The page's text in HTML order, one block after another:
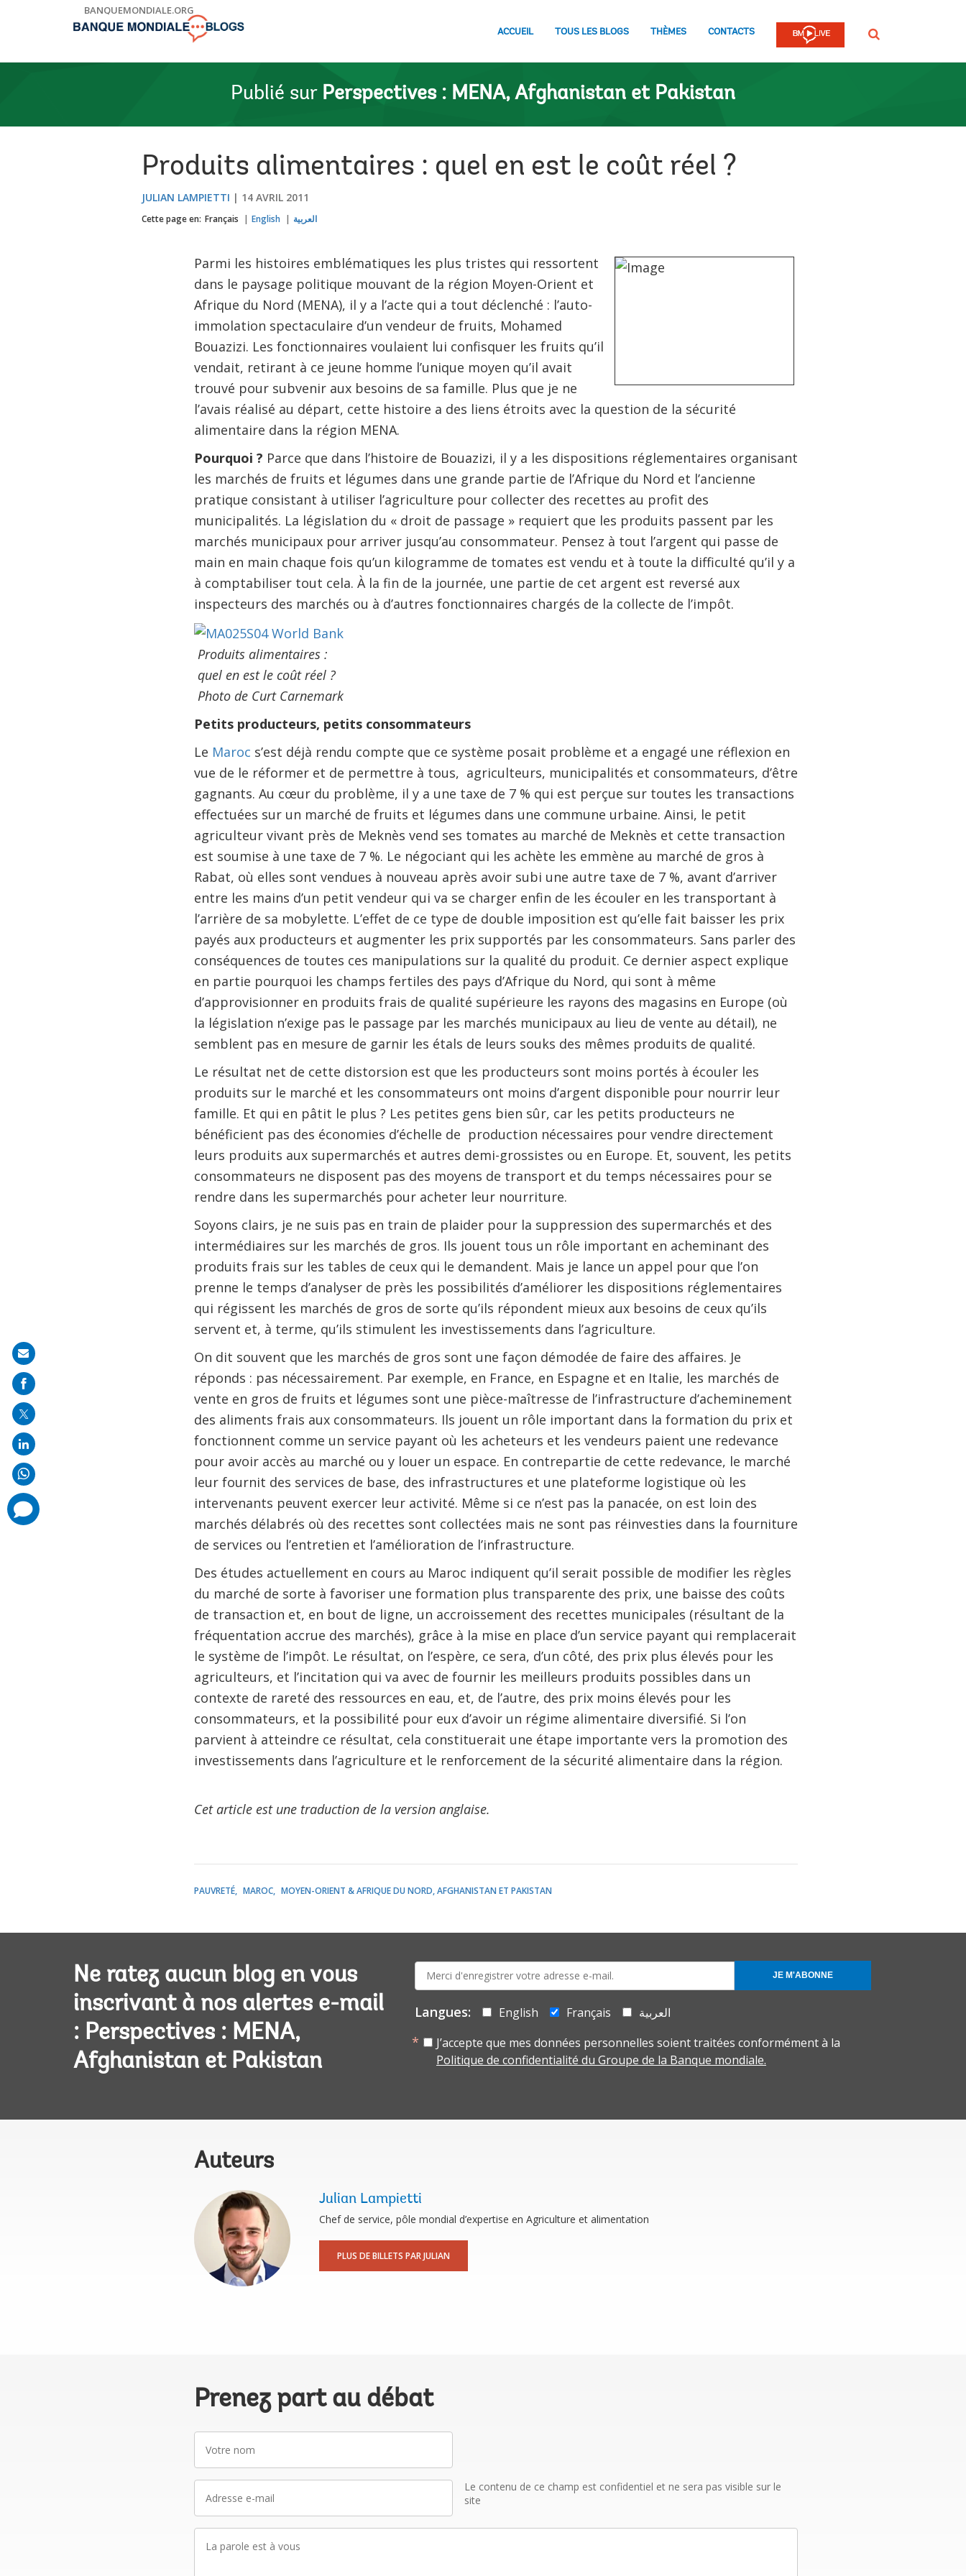
BANQUEMONDIALE.ORG
ACCUEIL TOUS LES BLOGS THÈMES CONTACTS Rechercher
Publié sur Perspectives : MENA, Afghanistan et Pakistan
Produits alimentaires : quel en est le coût réel ?
JULIAN LAMPIETTI 14 AVRIL 2011
Cette page en: Français English العربية
Parmi les histoires emblématiques les plus tristes qui ressortent
dans le paysage politique mouvant de la région Moyen-Orient et
Afrique du Nord (MENA), il y a l’acte qui a tout déclenché : l’auto-
immolation spectaculaire d’un vendeur de fruits, Mohamed
Bouazizi. Les fonctionnaires voulaient lui confisquer les fruits qu’il
vendait, retirant à ce jeune homme l’unique moyen qu’il avait
trouvé pour subvenir aux besoins de sa famille. Plus que je ne
l’avais réalisé au départ, cette histoire a des liens étroits avec la question de la sécurité
alimentaire dans la région MENA.
Pourquoi ? Parce que dans l’histoire de Bouazizi, il y a les dispositions réglementaires organisant
les marchés de fruits et légumes dans une grande partie de l’Afrique du Nord et l’ancienne
pratique consistant à utiliser l’agriculture pour collecter des recettes au profit des
municipalités. La législation du « droit de passage » requiert que les produits passent par les
marchés municipaux pour arriver jusqu’au consommateur. Pensez à tout l’argent qui passe de
main en main chaque fois qu’un kilogramme de tomates est vendu et à toute la difficulté qu’il y a
à comptabiliser tout cela. À la fin de la journée, une partie de cet argent est reversé aux
inspecteurs des marchés ou à d’autres fonctionnaires chargés de la collecte de l’impôt.
Produits alimentaires :
quel en est le coût réel ?
Photo de Curt Carnemark
Petits producteurs, petits consommateurs
Le Maroc s’est déjà rendu compte que ce système posait problème et a engagé une réflexion en
vue de le réformer et de permettre à tous, agriculteurs, municipalités et consommateurs, d’être
gagnants. Au cœur du problème, il y a une taxe de 7 % qui est perçue sur toutes les transactions
effectuées sur un marché de fruits et légumes dans une commune urbaine. Ainsi, le petit
agriculteur vivant près de Meknès vend ses tomates au marché de Meknès et cette transaction
est soumise à une taxe de 7 %. Le négociant qui les achète les emmène au marché de gros à
Rabat, où elles sont vendues à nouveau après avoir subi une autre taxe de 7 %, avant d’arriver
entre les mains d’un petit vendeur qui va se charger enfin de les écouler en les transportant à
l’arrière de sa mobylette. L’effet de ce type de double imposition est qu’elle fait baisser les prix
payés aux producteurs et augmenter les prix supportés par les consommateurs. Sans parler des
conséquences de toutes ces manipulations sur la qualité du produit. Ce dernier aspect explique
en partie pourquoi les champs fertiles des pays d’Afrique du Nord, qui sont à même
d’approvisionner en produits frais de qualité supérieure les rayons des magasins en Europe (où
la législation n’exige pas le passage par les marchés municipaux au lieu de vente au détail), ne
semblent pas en mesure de garnir les étals de leurs souks des mêmes produits de qualité.
Le résultat net de cette distorsion est que les producteurs sont moins portés à écouler les
produits sur le marché et les consommateurs ont moins d’argent disponible pour nourrir leur
famille. Et qui en pâtit le plus ? Les petites gens bien sûr, car les petits producteurs ne
bénéficient pas des économies d’échelle de production nécessaires pour vendre directement
leurs produits aux supermarchés et autres demi-grossistes ou en Europe. Et, souvent, les petits
consommateurs ne disposent pas des moyens de transport et du temps nécessaires pour se
rendre dans les supermarchés pour acheter leur nourriture.
Soyons clairs, je ne suis pas en train de plaider pour la suppression des supermarchés et des
intermédiaires sur les marchés de gros. Ils jouent tous un rôle important en acheminant des
produits frais sur les tables de ceux qui le demandent. Mais je lance un appel pour que l’on
prenne le temps d’analyser de près les possibilités d’améliorer les dispositions réglementaires
qui régissent les marchés de gros de sorte qu’ils répondent mieux aux besoins de ceux qu’ils
servent et, à terme, qu’ils stimulent les investissements dans l’agriculture.
On dit souvent que les marchés de gros sont une façon démodée de faire des affaires. Je
réponds : pas nécessairement. Par exemple, en France, en Espagne et en Italie, les marchés de
vente en gros de fruits et légumes sont une pièce-maîtresse de l’infrastructure d’acheminement
des aliments frais aux consommateurs. Ils jouent un rôle important dans la formation du prix et
fonctionnent comme un service payant où les acheteurs et les vendeurs paient une redevance
pour avoir accès au marché ou y louer un espace. En contrepartie de cette redevance, le marché
leur fournit des services de base, des infrastructures et une plateforme logistique où les
intervenants peuvent exercer leur activité. Même si ce n’est pas la panacée, on est loin des
marchés délabrés où des recettes sont collectées mais ne sont pas réinvesties dans la fourniture
de services ou l’entretien et l’amélioration de l’infrastructure.
Des études actuellement en cours au Maroc indiquent qu’il serait possible de modifier les règles
du marché de sorte à favoriser une formation plus transparente des prix, une baisse des coûts
de transaction et, en bout de ligne, un accroissement des recettes municipales (résultant de la
fréquentation accrue des marchés), grâce à la mise en place d’un service payant qui remplacerait
le système de l’impôt. Le résultat, on l’espère, ce sera, d’un côté, des prix plus élevés pour les
agriculteurs, et l’incitation qui va avec de fournir les meilleurs produits possibles dans un
contexte de rareté des ressources en eau, et, de l’autre, des prix moins élevés pour les
consommateurs, et la possibilité pour eux d’avoir un régime alimentaire diversifié. Si l’on
parvient à atteindre ce résultat, cela constituerait une étape importante vers la promotion des
investissements dans l’agriculture et le renforcement de la sécurité alimentaire dans la région.
Cet article est une traduction de la version anglaise.
PAUVRETÉ MAROC MOYEN-ORIENT & AFRIQUE DU NORD, AFGHANISTAN ET PAKISTAN
Ne ratez aucun blog en vous
inscrivant à nos alertes e-mail
: Perspectives : MENA,
Afghanistan et Pakistan
E-
mail:
Langues: English Français
العربية
J’accepte que mes données personnelles soient traitées conformément à la
Politique de confidentialité du Groupe de la Banque mondiale.
JE M'ABONNE
Auteurs
Julian Lampietti
Chef de service, pôle mondial d’expertise en Agriculture et alimentation
PLUS DE BILLETS PAR JULIAN
Prenez part au débat
Votre
nom
Adresse
Le contenu de ce champ est confidentiel et ne sera pas visible sur le
site
La
parole
Share
on
mail
comments
added